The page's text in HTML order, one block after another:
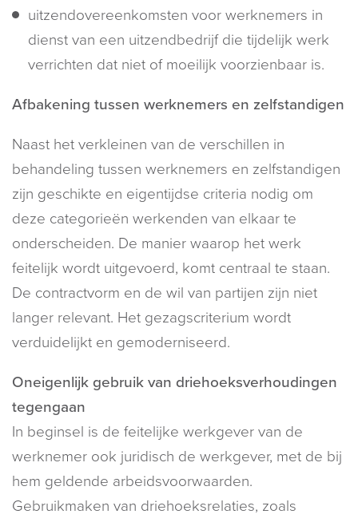
uitzendovereenkomsten voor werknemers in
dienst van een uitzendbedrijf die tijdelijk werk
verrichten dat niet of moeilijk voorzienbaar is.
Afbakening tussen werknemers en zelfstandigen
Naast het verkleinen van de verschillen in
behandeling tussen werknemers en zelfstandigen
zijn geschikte en eigentijdse criteria nodig om
deze categorieën werkenden van elkaar te
onderscheiden. De manier waarop het werk
feitelijk wordt uitgevoerd, komt centraal te staan.
De contractvorm en de wil van partijen zijn niet
langer relevant. Het gezagscriterium wordt
verduidelijkt en gemoderniseerd.
Oneigenlijk gebruik van driehoeksverhoudingen
tegengaan
In beginsel is de feitelijke werkgever van de
werknemer ook juridisch de werkgever, met de bij
hem geldende arbeidsvoorwaarden.
Gebruikmaken van driehoeksrelaties, zoals